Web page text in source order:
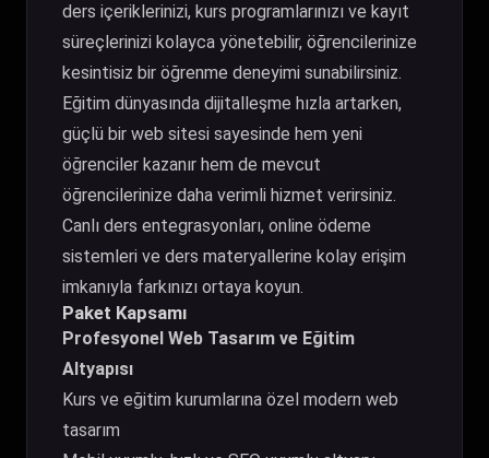
ders içeriklerinizi, kurs programlarınızı ve kayıt
süreçlerinizi kolayca yönetebilir, öğrencilerinize
kesintisiz bir öğrenme deneyimi sunabilirsiniz.
Eğitim dünyasında dijitalleşme hızla artarken,
güçlü bir web sitesi sayesinde hem yeni
öğrenciler kazanır hem de mevcut
öğrencilerinize daha verimli hizmet verirsiniz.
Canlı ders entegrasyonları, online ödeme
sistemleri ve ders materyallerine kolay erişim
imkanıyla farkınızı ortaya koyun.
Paket Kapsamı
Profesyonel Web Tasarım ve Eğitim
Altyapısı
Kurs ve eğitim kurumlarına özel modern web
tasarım